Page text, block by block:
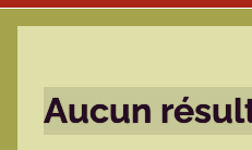
Aucun